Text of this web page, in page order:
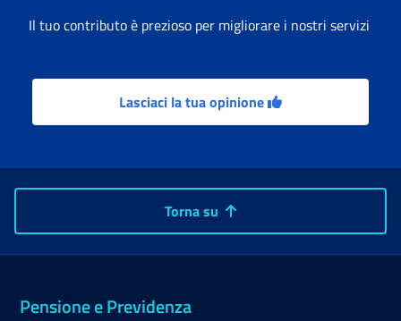
Il tuo contributo è prezioso per migliorare i nostri servizi
Lasciaci la tua opinione
Torna su
Pensione e Previdenza